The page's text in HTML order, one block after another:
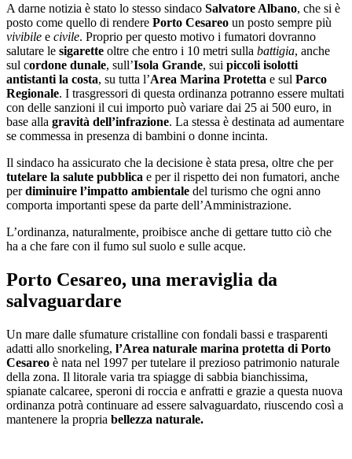
A darne notizia è stato lo stesso sindaco Salvatore Albano, che si è
posto come quello di rendere Porto Cesareo un posto sempre più
vivibile e civile. Proprio per questo motivo i fumatori dovranno
salutare le sigarette oltre che entro i 10 metri sulla battigia, anche
sul cordone dunale, sull’Isola Grande, sui piccoli isolotti
antistanti la costa, su tutta l’Area Marina Protetta e sul Parco
Regionale. I trasgressori di questa ordinanza potranno essere multati
con delle sanzioni il cui importo può variare dai 25 ai 500 euro, in
base alla gravità dell’infrazione. La stessa è destinata ad aumentare
se commessa in presenza di bambini o donne incinta.
Il sindaco ha assicurato che la decisione è stata presa, oltre che per
tutelare la salute pubblica e per il rispetto dei non fumatori, anche
perdiminuire l’impatto ambientale del turismo che ogni anno
comporta importanti spese da parte dell’Amministrazione.
L’ordinanza, naturalmente, proibisce anche di gettare tutto ciò che
ha a che fare con il fumo sul suolo e sulle acque.
Porto Cesareo, una meraviglia da
salvaguardare
Un mare dalle sfumature cristalline con fondali bassi e trasparenti
adatti allo snorkeling, l’Area naturale marina protetta di Porto
Cesareo è nata nel 1997 per tutelare il prezioso patrimonio naturale
della zona. Il litorale varia tra spiagge di sabbia bianchissima,
spianate calcaree, speroni di roccia e anfratti e grazie a questa nuova
ordinanza potrà continuare ad essere salvaguardato, riuscendo così a
mantenere la propria bellezza naturale.